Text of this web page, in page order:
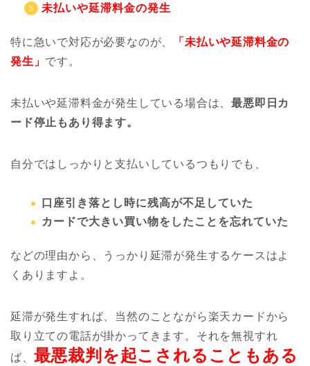
未払いや延滞料金の発生
特に急いで対応が必要なのが、
「未払いや延滞料金の
発生」 です。
未払いや延滞料金が発生している場合は、最悪即日カ
ード停止もあり得ます。
自分ではしっかりと支払いしているつもりでも、
口座引き落とし時に残高が不足していた
カードで大きい買い物をしたことを忘れていた
などの理由から、うっかり延滞が発生するケースはよ
くありますよ。
延滞が発生すれば、当然のことながら楽天カードから
取り立ての電話が掛かってきます。それを無視すれ
ば、 最悪裁判を起こされることもある